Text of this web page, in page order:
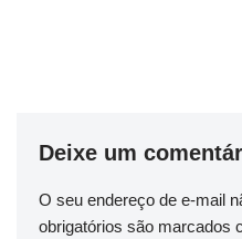
Deixe um
O seu endereço de e-mail
obrigatórios são marcados